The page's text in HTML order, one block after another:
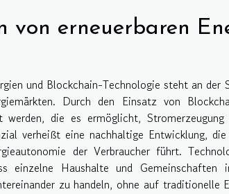
von erneuerbaren
und Blockchain-Technologie steht an der
Durch den Einsatz von
werden, die es ermöglicht,
verheißt eine nachhaltige Entwicklung,
der Verbraucher führt.
einzelne Haushalte und
zu handeln, ohne auf traditionelle